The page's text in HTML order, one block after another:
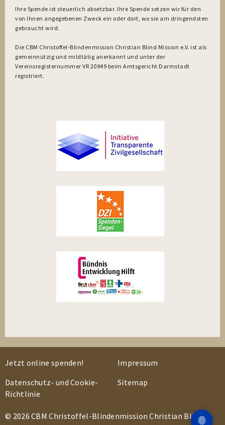
Ihre Spende ist steuerlich absetzbar. Ihre Spende setzen wir für den
von Ihnen angegebenen Zweck ein oder dort, wo sie am dringendsten
gebraucht wird.
Die CBM Christoffel-Blindenmission Christian Blind Mission e.V. ist als
gemeinnützig und mildtätig anerkannt und unter der
Vereinsregisternummer VR 20949 beim Amtsgericht Darmstadt
registriert.
Jetzt online spenden!
Impressum
Datenschutz- und Cookie-
Richtlinie
Sitemap
© 2026 CBM Christoffel-Blindenmission Christian Blind